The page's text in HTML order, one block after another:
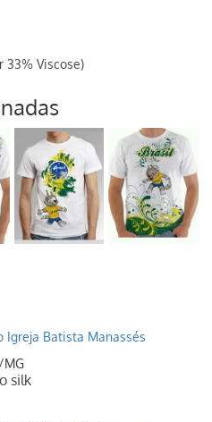
33% Viscose)
Igreja Batista Manassés
MG
silk